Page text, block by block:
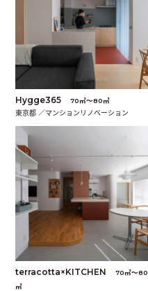
Hygge365 70㎡〜80㎡
東京都 ／マンションリノベーション
terracotta×KITCHEN
70㎡〜80
㎡